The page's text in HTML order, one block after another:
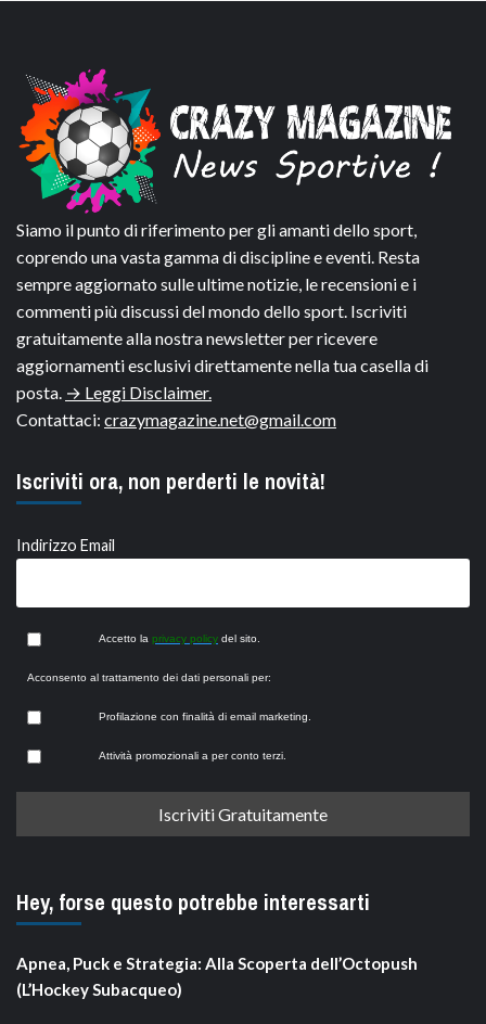
Siamo il punto di riferimento per gli amanti dello sport,
coprendo una vasta gamma di discipline e eventi. Resta
sempre aggiornato sulle ultime notizie, le recensioni e i
commenti più discussi del mondo dello sport. Iscriviti
gratuitamente alla nostra newsletter per ricevere
aggiornamenti esclusivi direttamente nella tua casella di
posta. → Leggi Disclaimer.
Contattaci: crazymagazine.net@gmail.com
Iscriviti ora, non perderti le novità!
Indirizzo Email
Accetto la privacy policy del sito.
Acconsento al trattamento dei dati personali per:
Profilazione con finalità di email marketing.
Attività promozionali a per conto terzi.
Hey, forse questo potrebbe interessarti
Apnea, Puck e Strategia: Alla Scoperta dell’Octopush
(L’Hockey Subacqueo)